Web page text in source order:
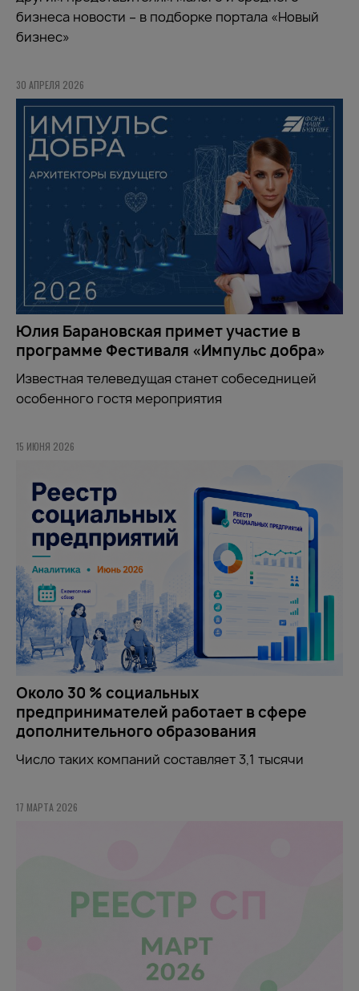
бизнеса новости – в подборке портала «Новый
бизнес»
30 АПРЕЛЯ 2026
Юлия Барановская примет участие в
программе Фестиваля «Импульс добра»
Известная телеведущая станет собеседницей
особенного гостя мероприятия
15 ИЮНЯ 2026
Около 30 % социальных
предпринимателей работает в сфере
дополнительного образования
Число таких компаний составляет 3,1 тысячи
17 МАРТА 2026